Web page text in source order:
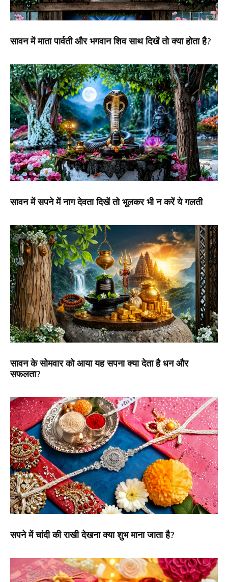
सावन में माता पार्वती और भगवान शिव साथ दिखें तो क्या होता है?
सावन में सपने में नाग देवता दिखें तो भूलकर भी न करें ये गलती
सावन के सोमवार को आया यह सपना क्या देता है धन और
सफलता?
सपने में चांदी की राखी देखना क्या शुभ माना जाता है?